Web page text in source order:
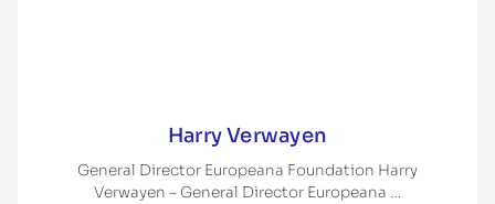
Harry Verwayen
General Director Europeana Foundation Harry
Verwayen – General Director Europeana …